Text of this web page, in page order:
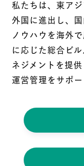
私たちは、東ア
外国に進出し、
ノウハウを海外
に応じた総合ビ
ネジメントを提
運営管理をサポー